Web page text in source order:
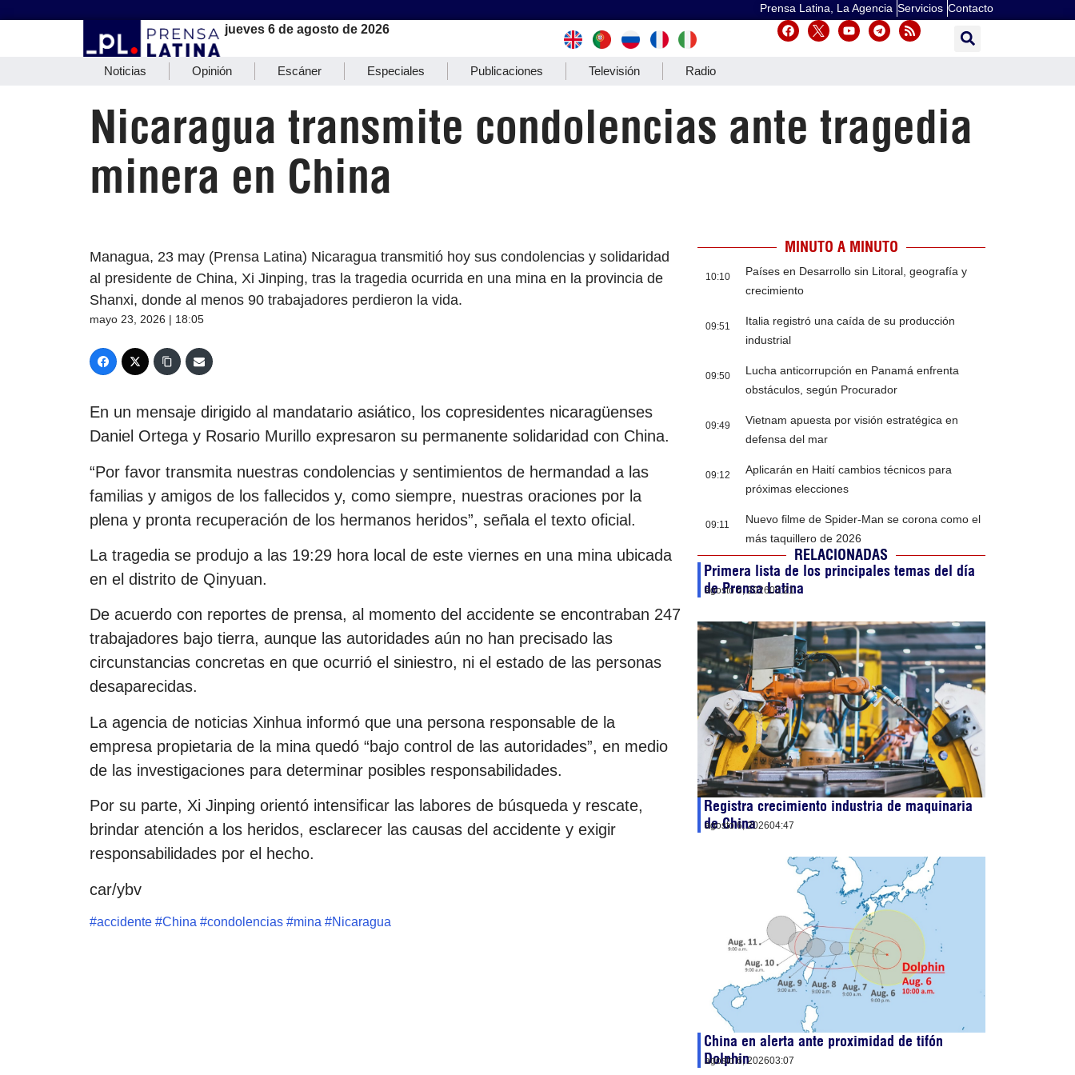
Prensa Latina, La Agencia Servicios Contacto
jueves 6 de agosto de 2026
Noticias Opinión Escáner Especiales Publicaciones Televisión Radio
Nicaragua transmite condolencias ante tragedia
minera en China
Managua, 23 may (Prensa Latina) Nicaragua transmitió hoy sus condolencias y solidaridad
al presidente de China, Xi Jinping, tras la tragedia ocurrida en una mina en la provincia de
Shanxi, donde al menos 90 trabajadores perdieron la vida.
mayo 23, 2026 | 18:05
En un mensaje dirigido al mandatario asiático, los copresidentes nicaragüenses
Daniel Ortega y Rosario Murillo expresaron su permanente solidaridad con China.
“Por favor transmita nuestras condolencias y sentimientos de hermandad a las
familias y amigos de los fallecidos y, como siempre, nuestras oraciones por la
plena y pronta recuperación de los hermanos heridos”, señala el texto oficial.
La tragedia se produjo a las 19:29 hora local de este viernes en una mina ubicada
en el distrito de Qinyuan.
De acuerdo con reportes de prensa, al momento del accidente se encontraban 247
trabajadores bajo tierra, aunque las autoridades aún no han precisado las
circunstancias concretas en que ocurrió el siniestro, ni el estado de las personas
desaparecidas.
La agencia de noticias Xinhua informó que una persona responsable de la
empresa propietaria de la mina quedó “bajo control de las autoridades”, en medio
de las investigaciones para determinar posibles responsabilidades.
Por su parte, Xi Jinping orientó intensificar las labores de búsqueda y rescate,
brindar atención a los heridos, esclarecer las causas del accidente y exigir
responsabilidades por el hecho.
car/ybv
#accidente #China #condolencias #mina #Nicaragua
MINUTO A MINUTO
10:10
Países en Desarrollo sin Litoral, geografía y
crecimiento
09:51
Italia registró una caída de su producción
industrial
09:50
Lucha anticorrupción en Panamá enfrenta
obstáculos, según Procurador
09:49
Vietnam apuesta por visión estratégica en
defensa del mar
09:12
Aplicarán en Haití cambios técnicos para
próximas elecciones
09:11
Nuevo filme de Spider-Man se corona como el
más taquillero de 2026
RELACIONADAS
Primera lista de los principales temas del día
de Prensa Latina
agosto 6, 202605:21
Registra crecimiento industria de maquinaria
de China
agosto 6, 202604:47
China en alerta ante proximidad de tifón
Dolphin
agosto 6, 202603:07